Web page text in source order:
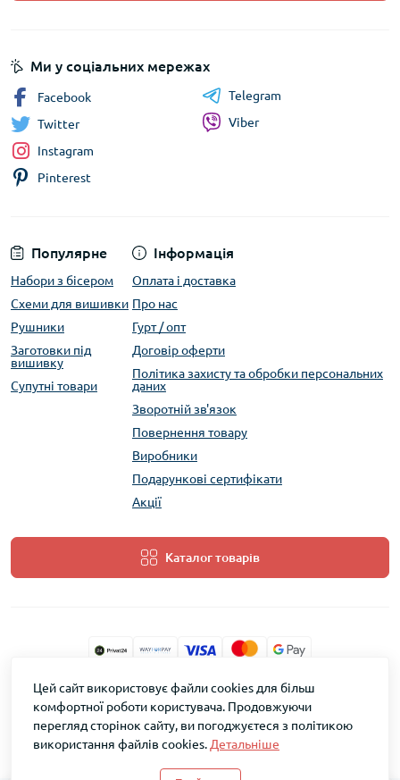
Популярне
Набори з бісером
Схеми для вишивки
Рушники
Заготовки під
вишивку
Супутні товари
Інформація
Оплата і доставка
Про нас
Гурт / опт
Договір оферти
Політика захисту та обробки персональних
даних
Зворотній зв'язок
Повернення товару
Виробники
Подарункові сертифікати
Акції
Каталог товарів
Ми у соціальних мережах
Facebook
Twitter
Instagram
Pinterest
Telegram
Viber
ТМ Скарб © 2026
Цей сайт використовує файли cookies для більш
комфортної роботи користувача. Продовжуючи
перегляд сторінок сайту, ви погоджуєтеся з політикою
використання файлів cookies. Детальніше